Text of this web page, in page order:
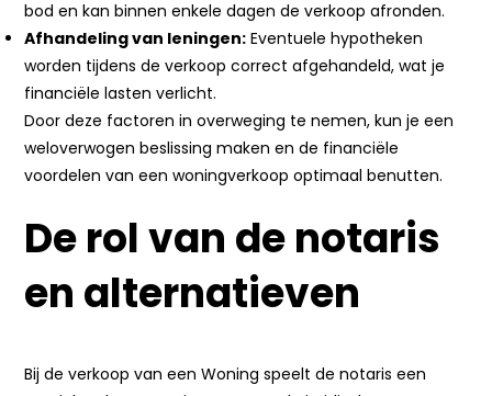
bod en kan binnen enkele dagen de verkoop afronden.
Afhandeling van leningen: Eventuele hypotheken
worden tijdens de verkoop correct afgehandeld, wat je
financiële lasten verlicht.
Door deze factoren in overweging te nemen, kun je een
weloverwogen beslissing maken en de financiële
voordelen van een woningverkoop optimaal benutten.
De rol van de notaris
en alternatieven
Bij de verkoop van een Woning speelt de notaris een